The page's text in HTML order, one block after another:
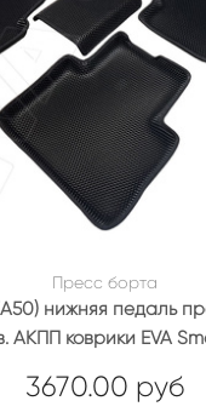
Пресс борта
нижняя педаль
АКПП коврики EVA
3670.00 руб